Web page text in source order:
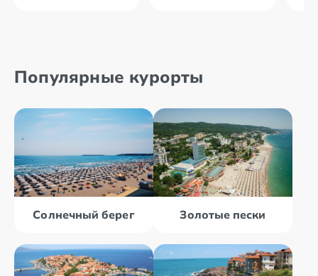
Популярные курорты
Солнечный берег Золотые пески